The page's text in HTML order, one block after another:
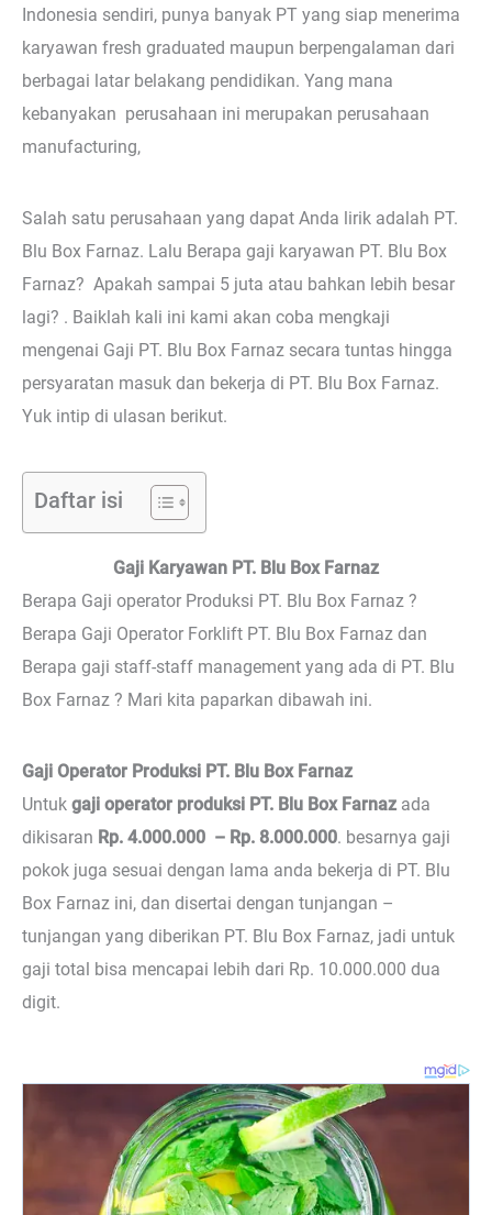
Indonesia sendiri, punya banyak PT yang siap menerima
karyawan fresh graduated maupun berpengalaman dari
berbagai latar belakang pendidikan. Yang mana
kebanyakan perusahaan ini merupakan perusahaan
manufacturing,
Salah satu perusahaan yang dapat Anda lirik adalah PT.
Blu Box Farnaz. Lalu Berapa gaji karyawan PT. Blu Box
Farnaz? Apakah sampai 5 juta atau bahkan lebih besar
lagi? . Baiklah kali ini kami akan coba mengkaji
mengenai Gaji PT. Blu Box Farnaz secara tuntas hingga
persyaratan masuk dan bekerja di PT. Blu Box Farnaz.
Yuk intip di ulasan berikut.
Daftar isi
Gaji Karyawan PT. Blu Box Farnaz
Berapa Gaji operator Produksi PT. Blu Box Farnaz ?
Berapa Gaji Operator Forklift PT. Blu Box Farnaz dan
Berapa gaji staff-staff management yang ada di PT. Blu
Box Farnaz ? Mari kita paparkan dibawah ini.
Gaji Operator Produksi PT. Blu Box Farnaz
Untuk gaji operator produksi PT. Blu Box Farnaz ada
dikisaran Rp. 4.000.000 – Rp. 8.000.000. besarnya gaji
pokok juga sesuai dengan lama anda bekerja di PT. Blu
Box Farnaz ini, dan disertai dengan tunjangan –
tunjangan yang diberikan PT. Blu Box Farnaz, jadi untuk
gaji total bisa mencapai lebih dari Rp. 10.000.000 dua
digit.